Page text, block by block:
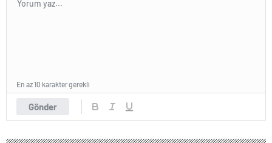
Gönder
En az 10 karakter gerekli